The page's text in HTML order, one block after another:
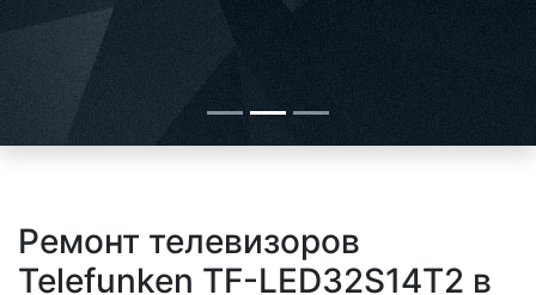
Ремонт телевизоров
Telefunken TF-LED32S14T2 в